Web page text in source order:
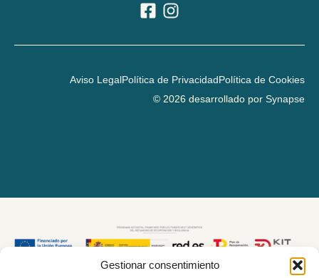
Gestionar consentimiento
© 2026 desarrollado por Synapse
Aviso LegalPolítica de PrivacidadPolítica de Cookies